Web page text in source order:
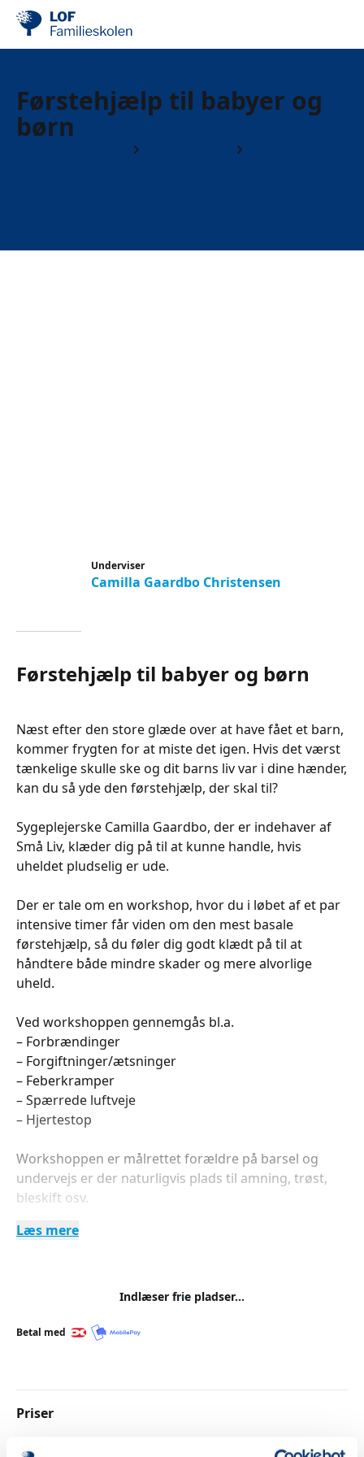
Førstehjælp til babyer og
børn
Underviser
Camilla Gaardbo Christensen
Førstehjælp til babyer og børn
Næst efter den store glæde over at have fået et barn,
kommer frygten for at miste det igen. Hvis det værst
tænkelige skulle ske og dit barns liv var i dine hænder,
kan du så yde den førstehjælp, der skal til?
Sygeplejerske Camilla Gaardbo, der er indehaver af
Små Liv, klæder dig på til at kunne handle, hvis
uheldet pludselig er ude.
Der er tale om en workshop, hvor du i løbet af et par
intensive timer får viden om den mest basale
førstehjælp, så du føler dig godt klædt på til at
håndtere både mindre skader og mere alvorlige
uheld.
Ved workshoppen gennemgås bl.a.
– Forbrændinger
– Forgiftninger/ætsninger
– Feberkramper
– Spærrede luftveje
– Hjertestop
Workshoppen er målrettet forældre på barsel og
undervejs er der naturligvis plads til amning, trøst,
bleskift osv.
Gravide samt bedsteforældre og andre interesserede
For at få bedst muligt udbytte er der et begrænset
Læs mere
Indlæser frie pladser...
Betal med
Priser